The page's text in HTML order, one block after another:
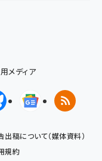
メディア
ス)BlueskyGoogleニュ
RSS
出稿について（媒体資料）
規約